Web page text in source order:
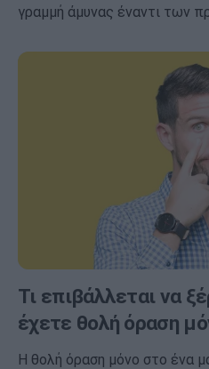
γραμμή άμυνας έναντι των
Τι επιβάλλεται να
έχετε θολή όραση
Η θολή όραση μόνο στο ένα